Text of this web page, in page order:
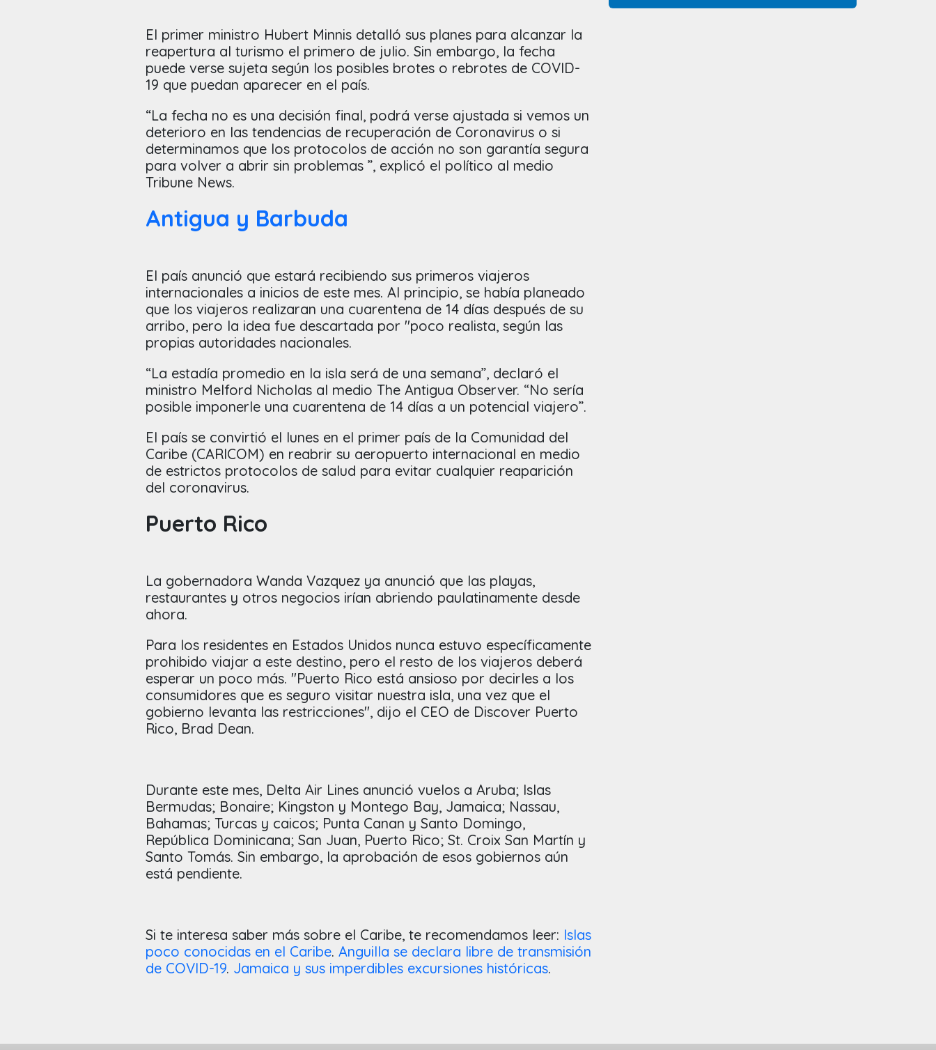
El primer ministro Hubert Minnis detalló sus planes para alcanzar la
reapertura al turismo el primero de julio. Sin embargo, la fecha
puede verse sujeta según los posibles brotes o rebrotes de COVID-
19 que puedan aparecer en el país.
“La fecha no es una decisión final, podrá verse ajustada si vemos un
deterioro en las tendencias de recuperación de Coronavirus o si
determinamos que los protocolos de acción no son garantía segura
para volver a abrir sin problemas ”, explicó el político al medio
Tribune News.
Antigua y Barbuda
El país anunció que estará recibiendo sus primeros viajeros
internacionales a inicios de este mes. Al principio, se había planeado
que los viajeros realizaran una cuarentena de 14 días después de su
arribo, pero la idea fue descartada por "poco realista, según las
propias autoridades nacionales.
“La estadía promedio en la isla será de una semana”, declaró el
ministro Melford Nicholas al medio The Antigua Observer. “No sería
posible imponerle una cuarentena de 14 días a un potencial viajero”.
El país se convirtió el lunes en el primer país de la Comunidad del
Caribe (CARICOM) en reabrir su aeropuerto internacional en medio
de estrictos protocolos de salud para evitar cualquier reaparición
del coronavirus.
Puerto Rico
La gobernadora Wanda Vazquez ya anunció que las playas,
restaurantes y otros negocios irían abriendo paulatinamente desde
ahora.
Para los residentes en Estados Unidos nunca estuvo específicamente
prohibido viajar a este destino, pero el resto de los viajeros deberá
esperar un poco más. "Puerto Rico está ansioso por decirles a los
consumidores que es seguro visitar nuestra isla, una vez que el
gobierno levanta las restricciones", dijo el CEO de Discover Puerto
Rico, Brad Dean.
Durante este mes, Delta Air Lines anunció vuelos a Aruba; Islas
Bermudas; Bonaire; Kingston y Montego Bay, Jamaica; Nassau,
Bahamas; Turcas y caicos; Punta Canan y Santo Domingo,
República Dominicana; San Juan, Puerto Rico; St. Croix San Martín y
Santo Tomás. Sin embargo, la aprobación de esos gobiernos aún
está pendiente.
Si te interesa saber más sobre el Caribe, te recomendamos leer: Islas
poco conocidas en el Caribe. Anguilla se declara libre de transmisión
de COVID-19. Jamaica y sus imperdibles excursiones históricas.